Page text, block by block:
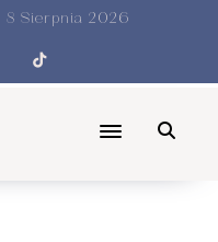
8 Sierpnia 2026